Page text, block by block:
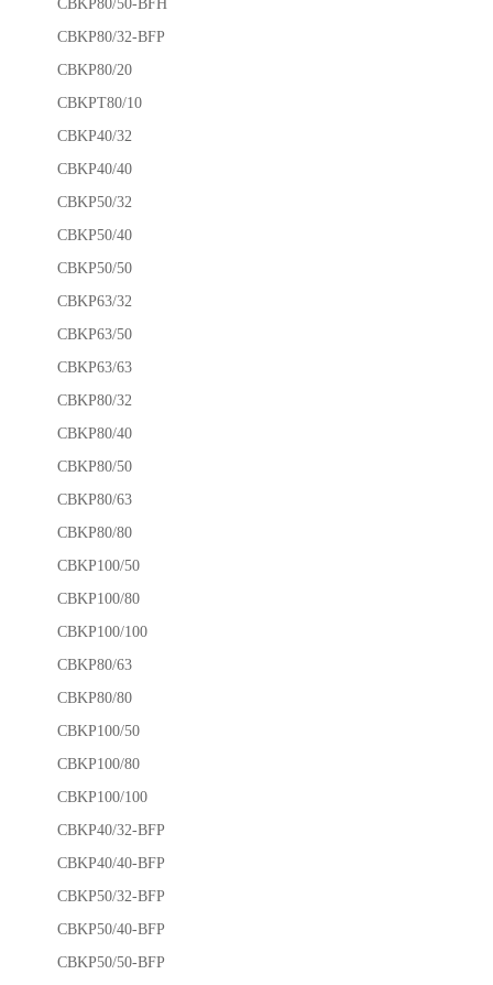
CBKP80/50-BFH
CBKP80/32-BFP
CBKP80/20
CBKPT80/10
CBKP40/32
CBKP40/40
CBKP50/32
CBKP50/40
CBKP50/50
CBKP63/32
CBKP63/50
CBKP63/63
CBKP80/32
CBKP80/40
CBKP80/50
CBKP80/63
CBKP80/80
CBKP100/50
CBKP100/80
CBKP100/100
CBKP80/63
CBKP80/80
CBKP100/50
CBKP100/80
CBKP100/100
CBKP40/32-BFP
CBKP40/40-BFP
CBKP50/32-BFP
CBKP50/40-BFP
CBKP50/50-BFP